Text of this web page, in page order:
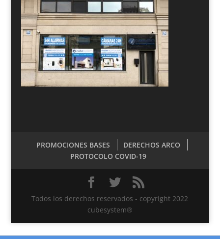
PROMOCIONES BASES
DERECHOS ARCO
PROTOCOLO COVID-19
Todos los derechos reservados - copyright 2022
cubesystem®